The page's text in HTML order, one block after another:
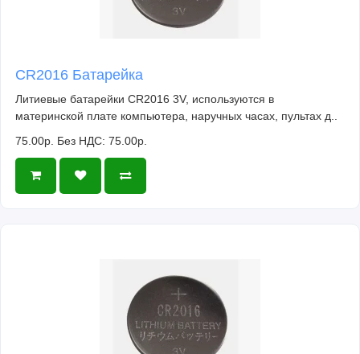
CR2016 Батарейка
Литиевые батарейки CR2016 3V, используются в
материнской плате компьютера, наручных часах, пультах д..
75.00р. Без НДС: 75.00р.